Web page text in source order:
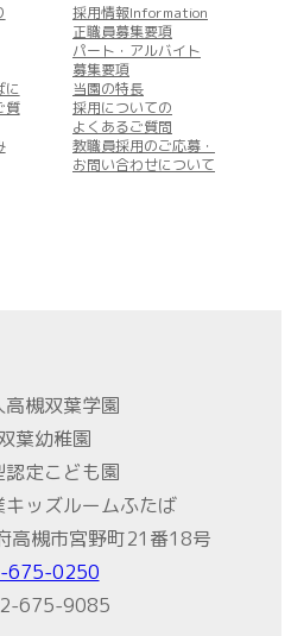
に
質
採用情報Information
正職員募集要項
パート・アルバイト
募集要項
当園の特長
採用についての
よくあるご質問
教職員採用のご応募・
お問い合わせについて
高槻双葉学園
葉幼稚園
認定こども園
ッズルームふたば
高槻市宮野町21番18号
675-0250
675-9085